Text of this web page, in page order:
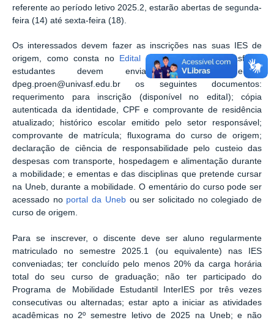
referente ao período letivo 2025.2, estarão abertas de segunda-
feira (14) até sexta-feira (18).
Os interessados devem fazer as inscrições nas suas IES de
origem, como consta no
Edital Nº 74/2025. Na Univasf, os
estudantes devem enviar para o e-mail
dpeg.proen@univasf.edu.br os seguintes documentos:
requerimento para inscrição (disponível no editaI); cópia
autenticada da identidade, CPF e comprovante de residência
atualizado; histórico escolar emitido pelo setor responsável;
comprovante de matrícula; fluxograma do curso de origem;
declaração de ciência de responsabilidade pelo custeio das
despesas com transporte, hospedagem e alimentação durante
a mobilidade; e ementas e das disciplinas que pretende cursar
na Uneb, durante a mobilidade. O ementário do curso pode ser
acessado no portal da Unebou ser solicitado no colegiado de
curso de origem.
Para se inscrever, o discente deve ser aluno regularmente
matriculado no semestre 2025.1 (ou equivalente) nas IES
conveniadas; ter concluído pelo menos 20% da carga horária
total do seu curso de graduação; não ter participado do
Programa de Mobilidade Estudantil InterIES por três vezes
consecutivas ou alternadas; estar apto a iniciar as atividades
acadêmicas no 2º semestre letivo de 2025 na Uneb; e não